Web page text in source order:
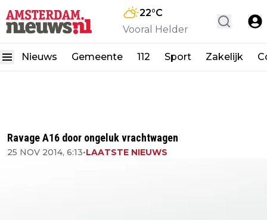
22°C
Vooral Helder
Nieuws Gemeente 112 Sport Zakelijk
Ravage A16 door ongeluk vrachtwagen
25 NOV 2014, 6:13•LAATSTE NIEUWS